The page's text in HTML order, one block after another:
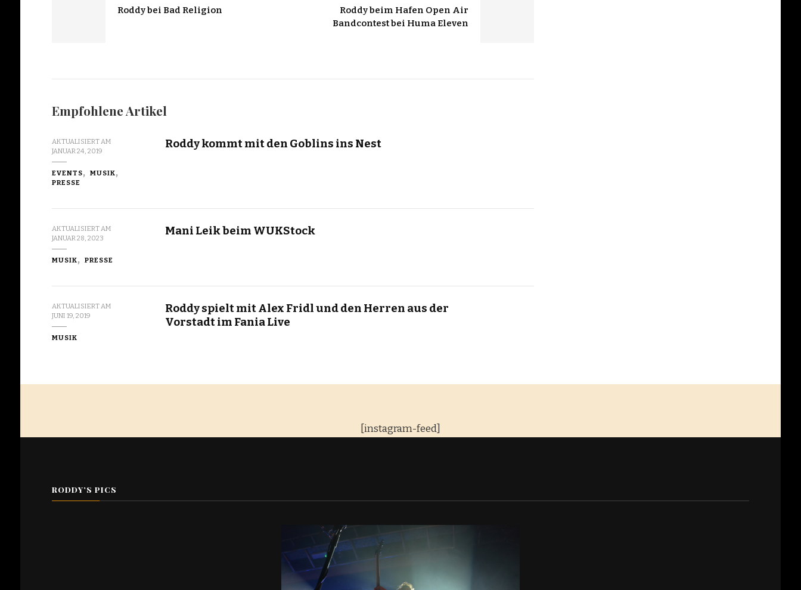
Roddy bei Bad Religion
Roddy beim Hafen Open Air
Bandcontest bei Huma Eleven
Empfohlene Artikel
AKTUALISIERT AM
JANUAR 24, 2019
EVENTS
MUSIK
PRESSE
Roddy kommt mit den Goblins ins Nest
AKTUALISIERT AM
JANUAR 28, 2023
MUSIK PRESSE
Mani Leik beim WUKStock
AKTUALISIERT AM
JUNI 19, 2019
MUSIK
Roddy spielt mit Alex Fridl und den Herren aus der
Vorstadt im Fania Live
[instagram-feed]
RODDY’S PICS